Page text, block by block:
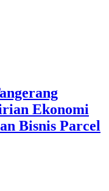
Ekonomi
Bisnis Parcel